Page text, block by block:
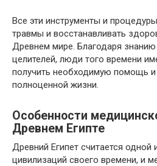
Все эти инструменты и
травмы и восстанавливать
Древнем мире. Благодаря
целителей, люди того времени
получить необходимую помощь и
полноценной жизни.
Особенности
Древнем Египте
Древний Египет считается одной
цивилизаций своего времени, и